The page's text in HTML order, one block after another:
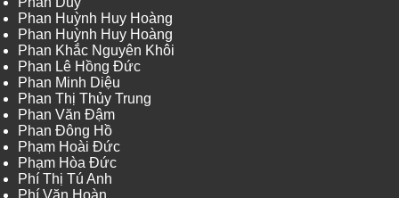
Phan Huỳnh Huy Hoàng
Phan Huỳnh Huy Hoàng
Phan Khắc Nguyên Khôi
Phan Lê Hồng Đức
Phan Minh Diệu
Phan Thị Thủy Trung
Phan Văn Đậm
Phan Đông Hồ
Phạm Hoài Đức
Phạm Hòa Đức
Phí Thị Tú Anh